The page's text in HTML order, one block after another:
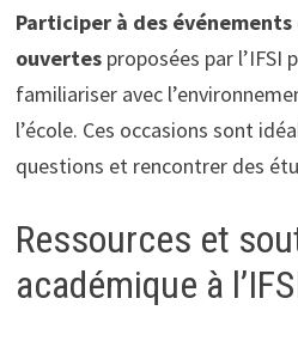
Participer à des
ouvertesproposées par l’IFSI
familiariser avec
l’école. Ces occasions sont
questions et rencontrer des
Ressources et
académique à